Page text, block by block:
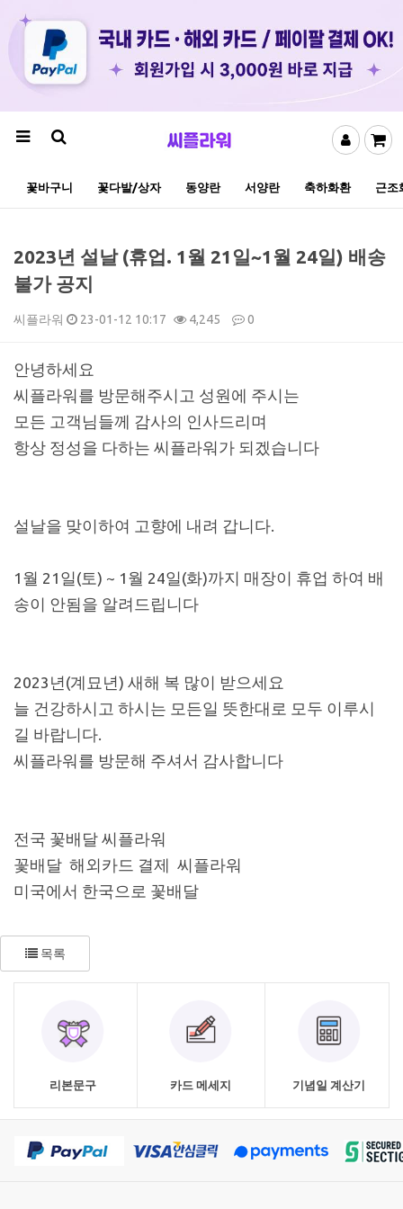
꽃바구니 꽃다발/상자 동양란 서양란 축하화환 근조
2023년 설날 (휴업. 1월 21일~1월 24일) 배송
불가 공지
씨플라워 23-01-12 10:17 4,245 0
본문
안녕하세요
씨플라워를 방문해주시고 성원에 주시는
모든 고객님들께 감사의 인사드리며
항상 정성을 다하는 씨플라워가 되겠습니다
설날을 맞이하여 고향에 내려 갑니다.
1월 21일(토) ~ 1월 24일(화)까지 매장이 휴업 하여 배
송이 안됨을 알려드립니다
2023년(계묘년) 새해 복 많이 받으세요
늘 건강하시고 하시는 모든일 뜻한대로 모두 이루시
길 바랍니다.
씨플라워를 방문해 주셔서 감사합니다
전국 꽃배달 씨플라워
꽃배달 해외카드 결제 씨플라워
미국에서 한국으로 꽃배달
목록
리본문구 카드 메세지 기념일 계산기